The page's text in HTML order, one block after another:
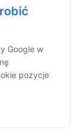
Google w
pozycje